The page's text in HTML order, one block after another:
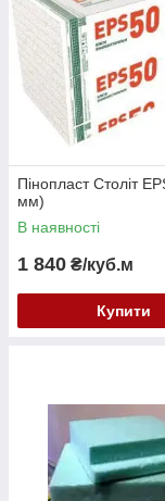
Пінопласт Століт
мм)
В наявності
1 840 ₴/куб.м
Купити